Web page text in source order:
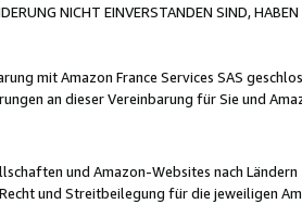
NICHT EINVERSTANDEN SIND,
mit Amazon France Services SAS
an dieser Vereinbarung für Sie und
und Amazon-Websites nach Ländern
und Streitbeilegung für die jeweiligen